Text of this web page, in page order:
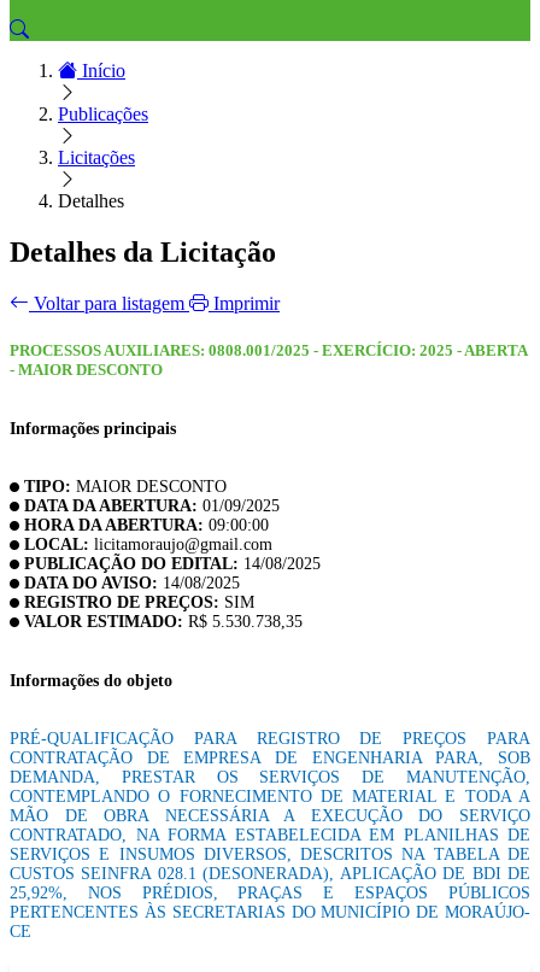
Início
Publicações
Licitações
Detalhes
Detalhes da Licitação
Voltar para listagem Imprimir
PROCESSOS AUXILIARES: 0808.001/2025 - EXERCÍCIO: 2025 - ABERTA
- MAIOR DESCONTO
Informações principais
TIPO: MAIOR DESCONTO
DATA DA ABERTURA: 01/09/2025
HORA DA ABERTURA: 09:00:00
LOCAL: licitamoraujo@gmail.com
PUBLICAÇÃO DO EDITAL: 14/08/2025
DATA DO AVISO: 14/08/2025
REGISTRO DE PREÇOS: SIM
VALOR ESTIMADO: R$ 5.530.738,35
Informações do objeto
PRÉ-QUALIFICAÇÃO PARA REGISTRO DE PREÇOS PARA
CONTRATAÇÃO DE EMPRESA DE ENGENHARIA PARA, SOB
DEMANDA, PRESTAR OS SERVIÇOS DE MANUTENÇÃO,
CONTEMPLANDO O FORNECIMENTO DE MATERIAL E TODA A
MÃO DE OBRA NECESSÁRIA A EXECUÇÃO DO SERVIÇO
CONTRATADO, NA FORMA ESTABELECIDA EM PLANILHAS DE
SERVIÇOS E INSUMOS DIVERSOS, DESCRITOS NA TABELA DE
CUSTOS SEINFRA 028.1 (DESONERADA), APLICAÇÃO DE BDI DE
25,92%, NOS PRÉDIOS, PRAÇAS E ESPAÇOS PÚBLICOS
PERTENCENTES ÀS SECRETARIAS DO MUNICÍPIO DE MORAÚJO-
CE